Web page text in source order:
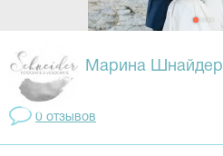
Марина Шнайдер
0 отзывов